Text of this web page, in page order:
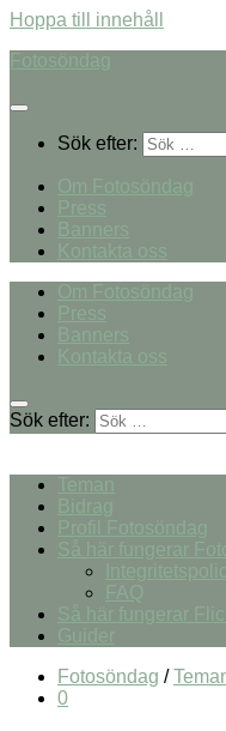
Hoppa till innehåll
Fotosöndag
Sök efter:
Om Fotosöndag
Press
Banners
Kontakta oss
Om Fotosöndag
Press
Banners
Kontakta oss
Sök efter:
Teman
Bidrag
Profil Fotosöndag
Så här fungerar
FAQ
Så här fungerar
Guider
Fotosöndag /
0